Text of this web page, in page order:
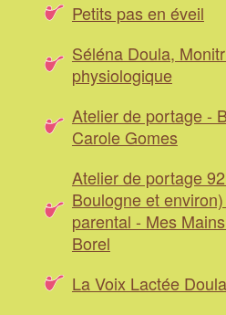
Petits pas en éveil
Séléna Doula,
physiologique
Atelier de portage -
Carole Gomes
Atelier de portage
Boulogne et
parental - Mes
Borel
La Voix Lactée